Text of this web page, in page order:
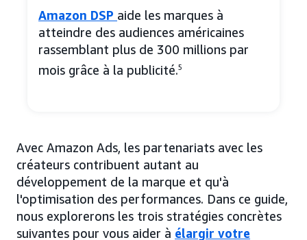
Amazon DSP aide les marques à
atteindre des audiences américaines
rassemblant plus de 300 millions par
mois grâce à la publicité.5
Avec Amazon Ads, les partenariats avec les
créateurs contribuent autant au
développement de la marque et qu'à
l'optimisation des performances. Dans ce guide,
nous explorerons les trois stratégies concrètes
suivantes pour vous aider à élargir votre